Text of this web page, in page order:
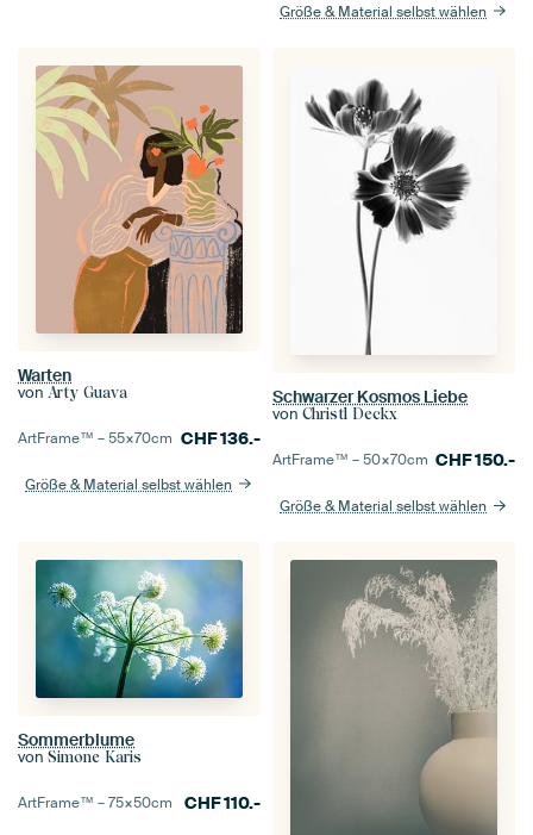
Größe & Material selbst wählen
Warten
von Arty Guava
ArtFrame™ –55×70cm CHF136.-
Größe & Material selbst wählen
Schwarzer Kosmos Liebe
von Christl Deckx
ArtFrame™ –50×70cm CHF150.-
Größe & Material selbst wählen
Sommerblume
von Simone Karis
ArtFrame™ –75×50cm CHF110.-